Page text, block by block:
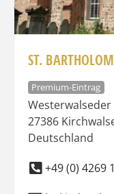
ST.
Premium-Eintrag
Westerwalseder
27386
Deutschland
+49 (0) 4269